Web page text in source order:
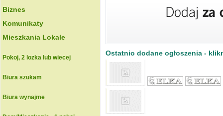
Biznes
Komunikaty
Mieszkania Lokale
Pokoj, 2 lozka lub wiecej
Biura szukam
Biura wynajme
Ostatnio dodane ogłoszenia -